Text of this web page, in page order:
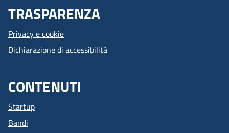
TRASPARENZA
Privacy e cookie
Dichiarazione di accessibilità
CONTENUTI
Startup
Bandi